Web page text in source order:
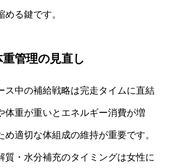
る鍵です。
管理の見直し
ス中の補給戦略は完走タイムに直結
体重が重いとエネルギー消費が増
め適切な体組成の維持が重要です。
質・水分補充のタイミングは女性に